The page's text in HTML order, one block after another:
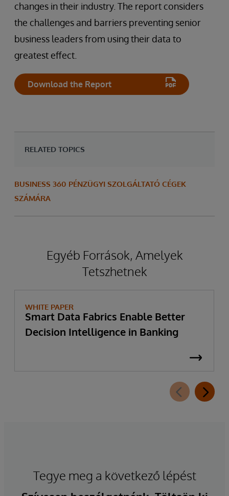
changes in their industry. The report considers
the challenges and barriers preventing senior
business leaders from using their data to
greatest effect.
Download the Report
RELATED TOPICS
BUSINESS 360 PÉNZÜGYI SZOLGÁLTATÓ CÉGEK
SZÁMÁRA
Egyéb Források, Amelyek
Tetszhetnek
WHITE PAPER
Smart Data Fabrics Enable Better
Decision Intelligence in Banking
Tegye meg a következő lépést